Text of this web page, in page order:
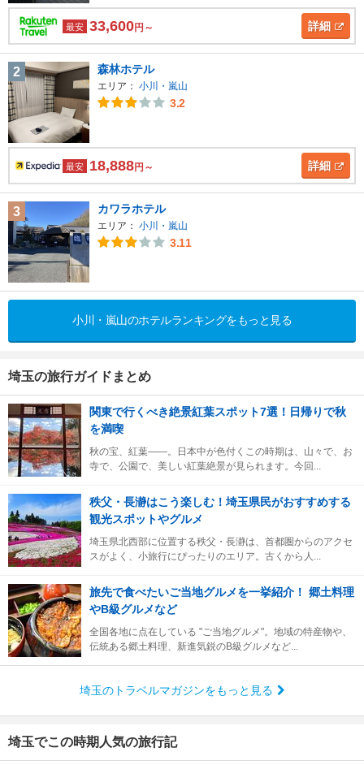
最安 33,600円～ 詳細
2 森林ホテル
エリア： 小川・嵐山
3.2
最安 18,888円～ 詳細
3 カワラホテル
エリア： 小川・嵐山
3.11
小川・嵐山のホテルランキングをもっと見る
埼玉の旅行ガイドまとめ
関東で行くべき絶景紅葉スポット7選！日帰りで秋
を満喫
秋の宝、紅葉――。日本中が色付くこの時期は、山々で、お
寺で、公園で、美しい紅葉絶景が見られます。今回...
秩父・長瀞はこう楽しむ！埼玉県民がおすすめする
観光スポットやグルメ
埼玉県北西部に位置する秩父・長瀞は、首都圏からのアクセ
スがよく、小旅行にぴったりのエリア。古くから人...
旅先で食べたいご当地グルメを一挙紹介！ 郷土料理
やB級グルメなど
全国各地に点在している "ご当地グルメ"。地域の特産物や、
伝統ある郷土料理、新進気鋭のB級グルメなど...
埼玉のトラベルマガジンをもっと見る
埼玉でこの時期人気の旅行記